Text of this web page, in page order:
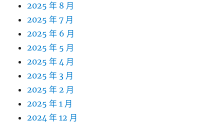
2025 年 8 月
2025 年 7 月
2025 年 6 月
2025 年 5 月
2025 年 4 月
2025 年 3 月
2025 年 2 月
2025 年 1 月
2024 年 12 月